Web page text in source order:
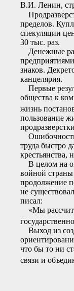
В.И. Ленин,
пределов.
спекуляции
30 тыс. раз.
Денежные
знаков.
канцелярия.
Первые
общества к
жизнь
пользование
Ошибочность
труда быстро
крестьянства,
В целом на
войной страны
продолжение
не
писал:
«Мы
Выход из
что бы то ни
связи и